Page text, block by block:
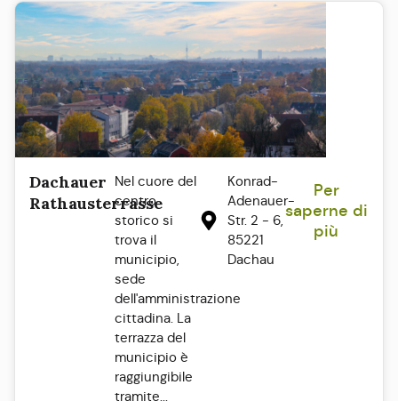
Dachauer
Rathausterrasse
Nel cuore del
centro
storico si
trova il
municipio,
sede
dell'amministrazione
cittadina. La
terrazza del
municipio è
raggiungibile
tramite...
Konrad-
Adenauer-
Str. 2 - 6,
85221
Dachau
Per
saperne di
più